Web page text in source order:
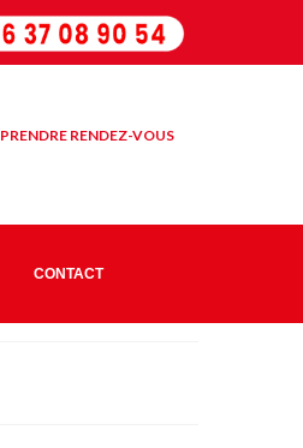
PRENDRE RENDEZ-VOUS
CONTACT